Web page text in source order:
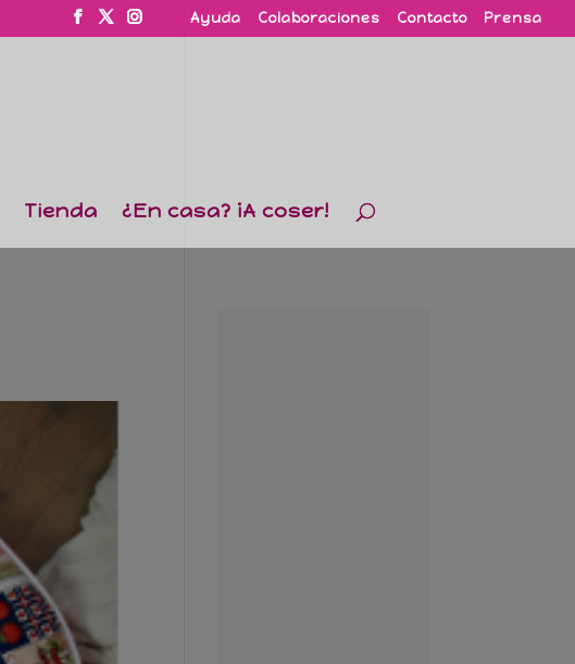
Ayuda Colaboraciones Contacto Prensa
Tienda ¿En casa? ¡A coser!